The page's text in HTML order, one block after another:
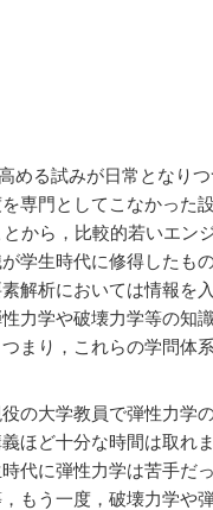
める試みが日常となりつ
専門としてこなかった
から，比較的若いエン
学生時代に修得したも
解析においては情報を
力学や破壊力学等の知
まり，これらの学問体
の大学教員で弾性力学
ほど十分な時間は取れ
代に弾性力学は苦手だ
もう一度，破壊力学や